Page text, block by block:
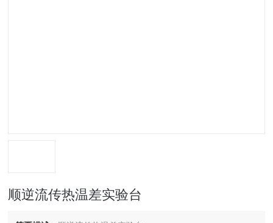
顺逆流传热温差实验台